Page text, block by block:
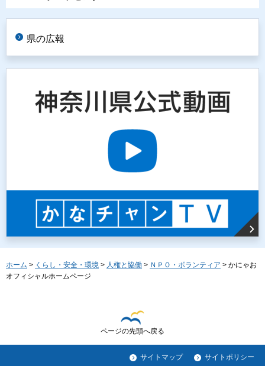
県の広報
ホーム > くらし・安全・環境 > 人権と協働 > ＮＰＯ・ボランティア > かにゃお
オフィシャルホームページ
ページの先頭へ戻る
サイトマップ サイトポリシー